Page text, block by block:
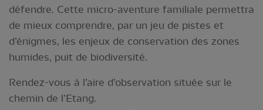
défendre. Cette micro-aventure familiale permettra
de mieux comprendre, par un jeu de pistes et
d’énigmes, les enjeux de conservation des zones
humides, puit de biodiversité.
Rendez-vous à l’aire d’observation située sur le
chemin de l’Etang.